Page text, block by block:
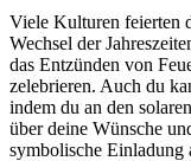
Viele Kulturen⁣ feierten
Wechsel der
das Entzünden von
zelebrieren. Auch‌ du
indem ‍du an den⁢
über deine Wünsche
symbolische Einladung